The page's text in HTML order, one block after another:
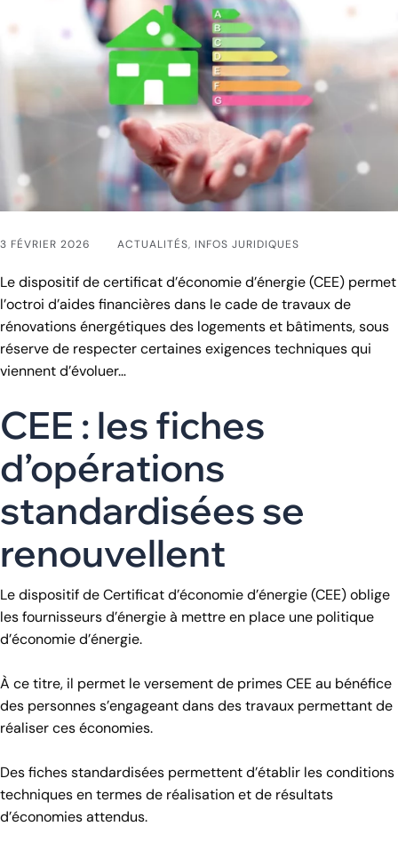
3 FÉVRIER 2026 ACTUALITÉS, INFOS JURIDIQUES
Le dispositif de certificat d’économie d’énergie (CEE) permet
l’octroi d’aides financières dans le cade de travaux de
rénovations énergétiques des logements et bâtiments, sous
réserve de respecter certaines exigences techniques qui
viennent d’évoluer…
CEE : les fiches
d’opérations
standardisées se
renouvellent
Le dispositif de Certificat d’économie d’énergie (CEE) oblige
les fournisseurs d’énergie à mettre en place une politique
d’économie d’énergie.
À ce titre, il permet le versement de primes CEE au bénéfice
des personnes s’engageant dans des travaux permettant de
réaliser ces économies.
Des fiches standardisées permettent d’établir les conditions
techniques en termes de réalisation et de résultats
d’économies attendus.